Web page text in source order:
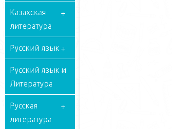
Казахская
литература
Русский язык
Русский язык и
Литература
Русская
литература